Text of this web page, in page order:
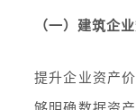
（一）建筑企
提升企业资产